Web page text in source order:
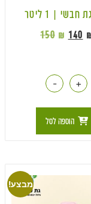
| 1 ליטר
150 ₪ 140
- +
הוספה לסל
מבצע!